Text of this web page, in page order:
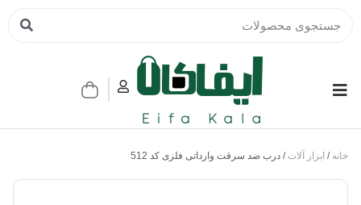
خانه / ابزار آلات / درب ضد سرقت وارداتی فلزی کد 512